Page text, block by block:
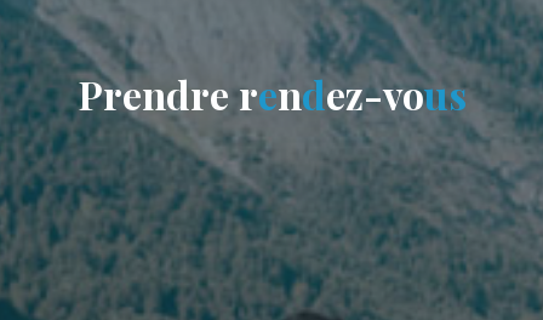
Prendrerendez-vous